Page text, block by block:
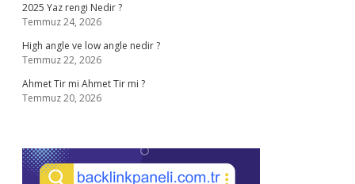
2025 Yaz rengi Nedir ?
Temmuz 24, 2026
High angle ve low angle nedir ?
Temmuz 22, 2026
Ahmet Tir mi Ahmet Tir mi ?
Temmuz 20, 2026